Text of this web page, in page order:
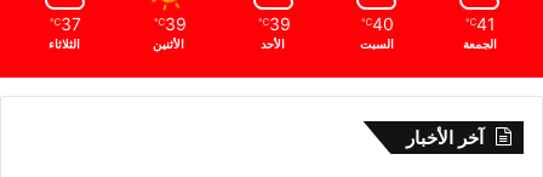
41
℃
الجمعة
40
℃
السبت
39
℃
الأحد
39
℃
الأثنين
37
℃
الثلاثاء
آخر الأخبار